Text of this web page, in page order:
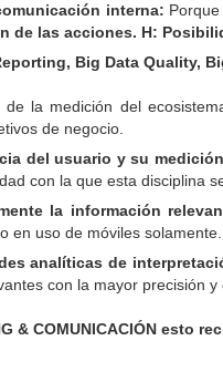
interna:
de las acciones. H:
Big Data Quality,
de la medición del
de negocio.
del usuario y su medición
con la que esta disciplina
la información
en uso de móviles solamente.
analíticas de
con la mayor precisión y
& COMUNICACIÓN